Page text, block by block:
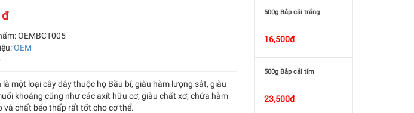
OEMBCT005
OEM
là một loại cây dây thuộc họ Bầu bí, giàu hàm lượng sắt, giàu
khoáng cũng như các axít hữu cơ, giàu chất xơ, chứa hàm
và chất béo thấp rất tốt cho cơ thể.
500g Bắp cải trắng
16,500đ
500g Bắp cải tím
23,500đ